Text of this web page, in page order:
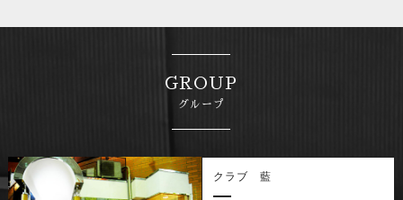
GROUP
グループ
クラブ 藍